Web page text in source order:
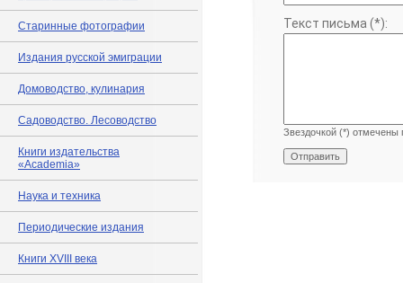
Старинные фотографии
Издания русской эмиграции
Домоводство, кулинария
Садоводство. Лесоводство
Книги издательства
«Academia»
Наука и техника
Периодические издания
Книги XVIII века
Текст письма (*):
Звездочкой (*) отмечены